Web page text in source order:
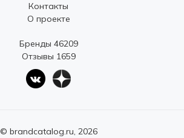
Контакты
О проекте
Бренды 46209
Отзывы 1659
© brandcatalog.ru, 2026